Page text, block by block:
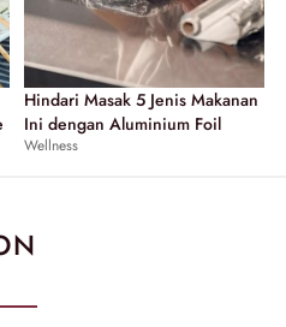
Hindari Masak 5 Jenis Makanan
Ini dengan Aluminium Foil
Wellness